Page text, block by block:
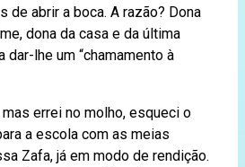
de abrir a boca. A razão? Dona
dona da casa e da última
dar-lhe um “chamamento à
mas errei no molho, esqueci o
a escola com as meias
Zafa, já em modo de rendição.